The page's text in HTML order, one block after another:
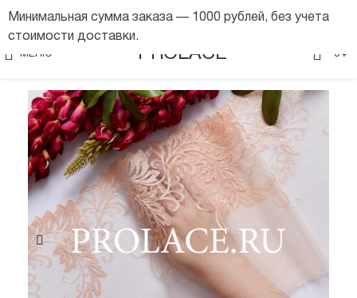
МЕНЮ PROLACE 0 ₽
Минимальная сумма заказа — 1000 рублей, без учета
стоимости доставки.